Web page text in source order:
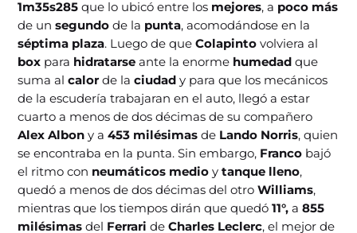
1m35s285que lo ubicó entre los mejores, a poco más
de unsegundode la punta, acomodándose en la
séptima plaza. Luego de queColapintovolviera al
box para hidratarseante la enorme humedadque
suma alcalorde laciudady para que los mecánicos
de la escudería trabajaran en el auto, llegó a estar
cuarto a menos de dos décimas de su compañero
Alex Albony a453 milésimasde Lando Norris, quien
se encontraba en la punta. Sin embargo, Franco bajó
el ritmo con neumáticos medioytanque lleno,
quedó a menos de dos décimas del otroWilliams,
mientras que los tiempos dirán que quedó11°,a855
milésimasdel FerrarideCharles Leclerc, el mejor de